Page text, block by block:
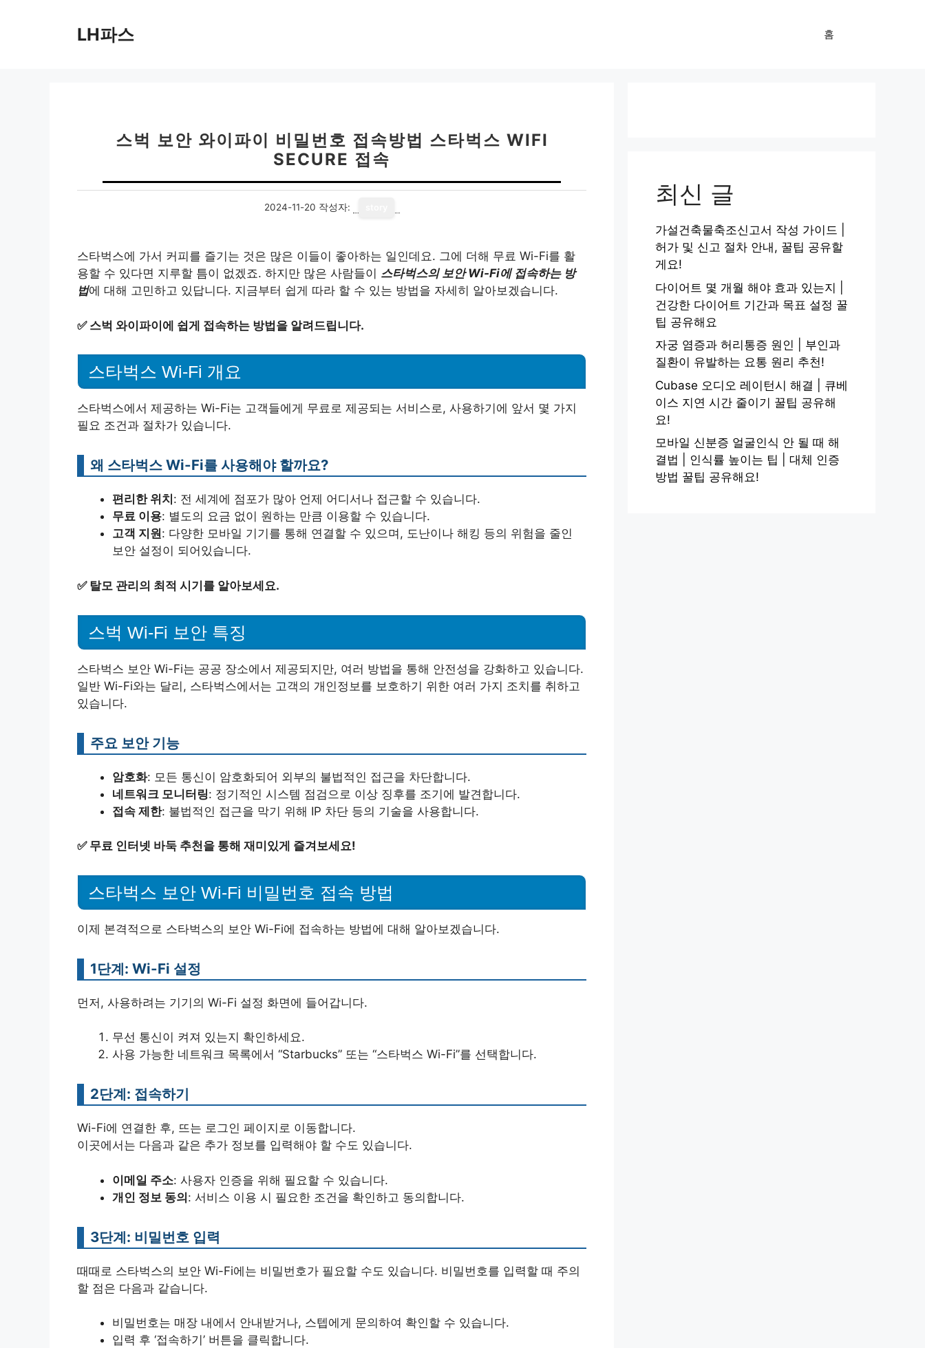
LH파스 홈
스벅 보안 와이파이 비밀번호 접속방법 스타벅스 WIFI
SECURE 접속
2024-11-20 작성자:
스타벅스에 가서 커피를 즐기는 것은 많은 이들이 좋아하는 일인데요. 그에 더해 무료 Wi-Fi를 활
용할 수 있다면 지루할 틈이 없겠죠. 하지만 많은 사람들이 스타벅스의 보안 Wi-Fi에 접속하는 방
법에 대해 고민하고 있답니다. 지금부터 쉽게 따라 할 수 있는 방법을 자세히 알아보겠습니다.
✅ 스벅 와이파이에 쉽게 접속하는 방법을 알려드립니다.
스타벅스 Wi-Fi 개요
스타벅스에서 제공하는 Wi-Fi는 고객들에게 무료로 제공되는 서비스로, 사용하기에 앞서 몇 가지
필요 조건과 절차가 있습니다.
왜 스타벅스 Wi-Fi를 사용해야 할까요?
편리한 위치 : 전 세계에 점포가 많아 언제 어디서나 접근할 수 있습니다.
무료 이용: 별도의 요금 없이 원하는 만큼 이용할 수 있습니다.
고객 지원: 다양한 모바일 기기를 통해 연결할 수 있으며, 도난이나 해킹 등의 위험을 줄인
보안 설정이 되어있습니다.
✅ 탈모 관리의 최적 시기를 알아보세요.
스벅 Wi-Fi 보안 특징
스타벅스 보안 Wi-Fi는 공공 장소에서 제공되지만, 여러 방법을 통해 안전성을 강화하고 있습니다.
일반 Wi-Fi와는 달리, 스타벅스에서는 고객의 개인정보를 보호하기 위한 여러 가지 조치를 취하고
있습니다.
주요 보안 기능
암호화: 모든 통신이 암호화되어 외부의 불법적인 접근을 차단합니다.
네트워크 모니터링: 정기적인 시스템 점검으로 이상 징후를 조기에 발견합니다.
접속 제한: 불법적인 접근을 막기 위해 IP 차단 등의 기술을 사용합니다.
✅ 무료 인터넷 바둑 추천을 통해 재미있게 즐겨보세요!
스타벅스 보안 Wi-Fi 비밀번호 접속 방법
이제 본격적으로 스타벅스의 보안 Wi-Fi에 접속하는 방법에 대해 알아보겠습니다.
1단계: Wi-Fi 설정
먼저, 사용하려는 기기의 Wi-Fi 설정 화면에 들어갑니다.
무선 통신이 켜져 있는지 확인하세요.
사용 가능한 네트워크 목록에서 “Starbucks” 또는 “스타벅스 Wi-Fi”를 선택합니다.
2단계: 접속하기
Wi-Fi에 연결한 후, 뜨는 로그인 페이지로 이동합니다.
이곳에서는 다음과 같은 추가 정보를 입력해야 할 수도 있습니다.
이메일 주소: 사용자 인증을 위해 필요할 수 있습니다.
개인 정보 동의: 서비스 이용 시 필요한 조건을 확인하고 동의합니다.
3단계: 비밀번호 입력
때때로 스타벅스의 보안 Wi-Fi에는 비밀번호가 필요할 수도 있습니다. 비밀번호를 입력할 때 주의
할 점은 다음과 같습니다.
비밀번호는 매장 내에서 안내받거나, 스텝에게 문의하여 확인할 수 있습니다.
입력 후 ‘접속하기’ 버튼을 클릭합니다.
최신 글
가설건축물축조신고서 작성 가이드 |
허가 및 신고 절차 안내, 꿀팁 공유할
게요!
다이어트 몇 개월 해야 효과 있는지 |
건강한 다이어트 기간과 목표 설정 꿀
팁 공유해요
자궁 염증과 허리통증 원인 | 부인과
질환이 유발하는 요통 원리 추천!
Cubase 오디오 레이턴시 해결 | 큐베
이스 지연 시간 줄이기 꿀팁 공유해
요!
모바일 신분증 얼굴인식 안 될 때 해
결법 | 인식률 높이는 팁 | 대체 인증
방법 꿀팁 공유해요!